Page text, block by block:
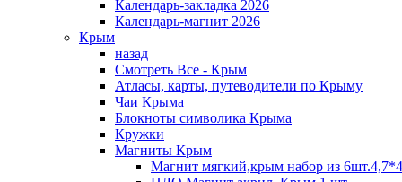
Календарь-закладка 2026
Календарь-магнит 2026
Крым
назад
Смотреть Все - Крым
Атласы, карты, путеводители по Крыму
Чаи Крыма
Блокноты символика Крыма
Кружки
Магниты Крым
Магнит мягкий,крым набор из